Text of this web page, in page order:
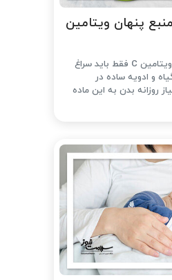
پنهان ویتامین
شاید تصور کنید برای دریافت ویتامین C فقط باید سراغ
و ادویه ساده در
روزانه بدن به این ماده